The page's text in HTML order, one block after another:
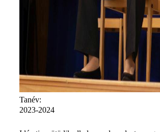
Tanév:
2023-2024